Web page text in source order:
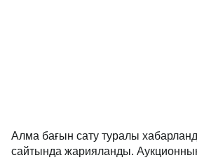
Алма бағын сату туралы
сайтында жарияланды.